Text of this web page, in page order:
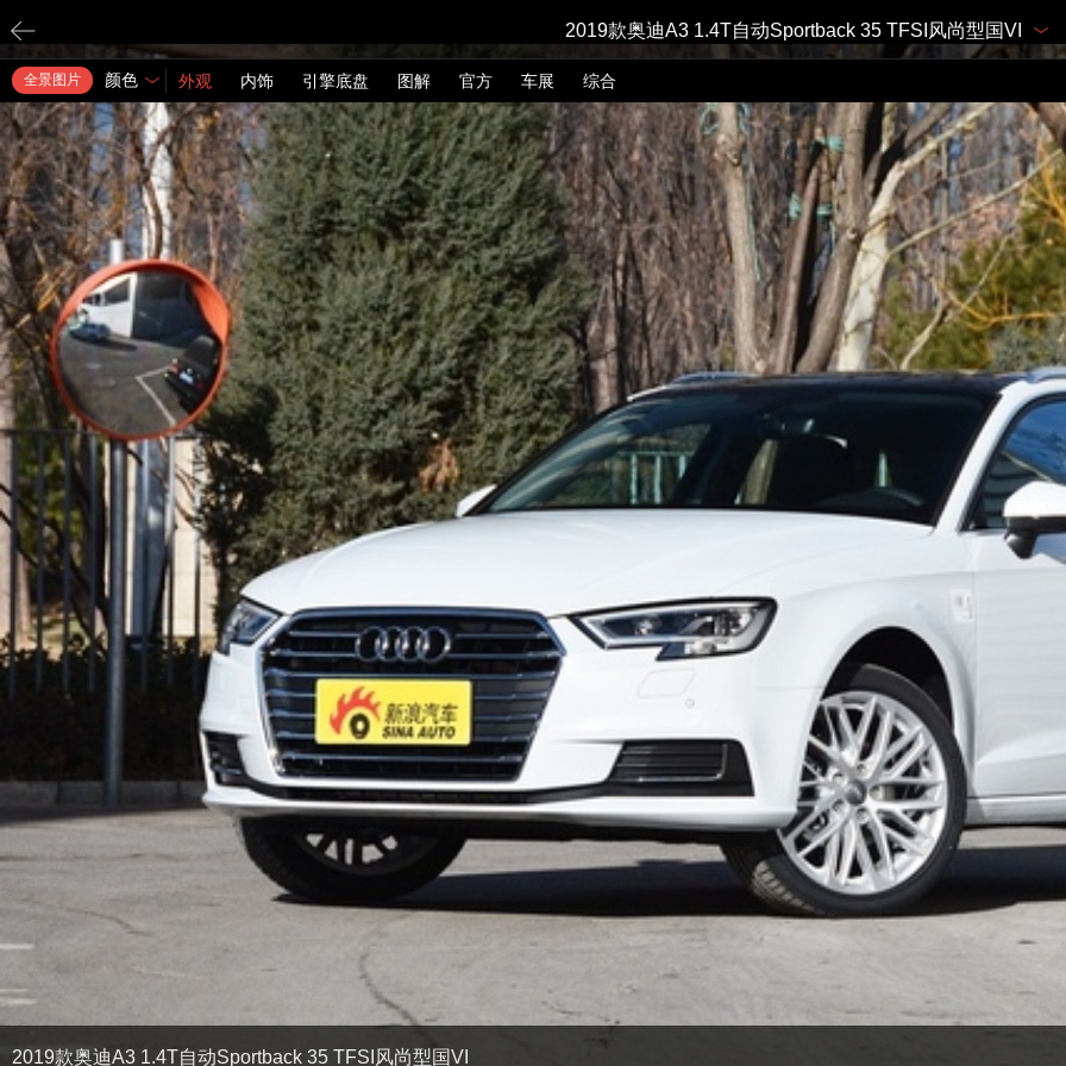
2019款奥迪A3 1.4T自动Sportback 35 TFSI风尚型国VI
全景图片 颜色 外观 内饰 引擎底盘 图解 官方 车展 综合
2019款奥迪A3 1.4T自动Sportback 35 TFSI风尚型国VI